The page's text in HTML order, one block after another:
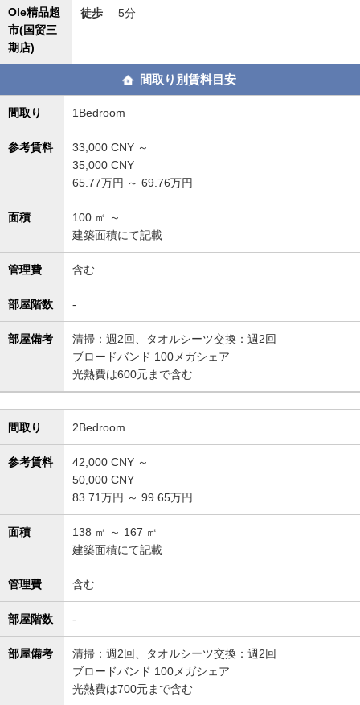
Ole精品超
市(国贸三
期店)
徒歩 5分
間取り別賃料目安
間取り 1Bedroom
参考賃料 33,000 CNY ～
35,000 CNY
65.77万円 ～ 69.76万円
面積 100 ㎡ ～
建築面積にて記載
管理費 含む
部屋階数 -
部屋備考
清掃：週2回、タオルシーツ交換：週2回
ブロードバンド 100メガシェア
光熱費は600元まで含む
間取り 2Bedroom
参考賃料 42,000 CNY ～
50,000 CNY
83.71万円 ～ 99.65万円
面積 138 ㎡ ～ 167 ㎡
建築面積にて記載
管理費 含む
部屋階数 -
部屋備考
清掃：週2回、タオルシーツ交換：週2回
ブロードバンド 100メガシェア
光熱費は700元まで含む